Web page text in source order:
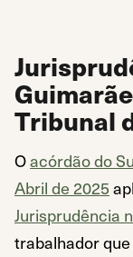
Tribunal
Oacórdão do
Abril de 2025
Jurisprudência
trabalhador